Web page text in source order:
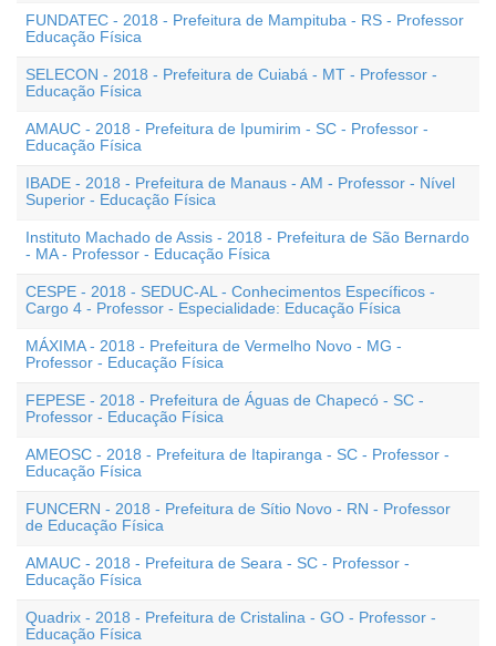
FUNDATEC - 2018 - Prefeitura de Mampituba - RS - Professor
Educação Física
SELECON - 2018 - Prefeitura de Cuiabá - MT - Professor -
Educação Física
AMAUC - 2018 - Prefeitura de Ipumirim - SC - Professor -
Educação Física
IBADE - 2018 - Prefeitura de Manaus - AM - Professor - Nível
Superior - Educação Física
Instituto Machado de Assis - 2018 - Prefeitura de São Bernardo
- MA - Professor - Educação Física
CESPE - 2018 - SEDUC-AL - Conhecimentos Específicos -
Cargo 4 - Professor - Especialidade: Educação Física
MÁXIMA - 2018 - Prefeitura de Vermelho Novo - MG -
Professor - Educação Física
FEPESE - 2018 - Prefeitura de Águas de Chapecó - SC -
Professor - Educação Física
AMEOSC - 2018 - Prefeitura de Itapiranga - SC - Professor -
Educação Física
FUNCERN - 2018 - Prefeitura de Sítio Novo - RN - Professor
de Educação Física
AMAUC - 2018 - Prefeitura de Seara - SC - Professor -
Educação Física
Quadrix - 2018 - Prefeitura de Cristalina - GO - Professor -
Educação Física